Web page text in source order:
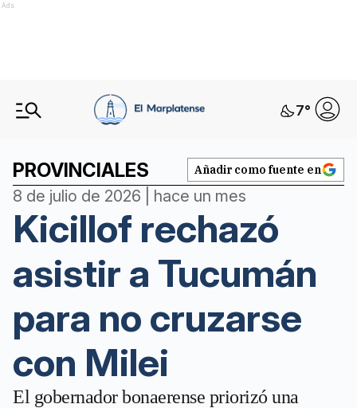
Ads
7°
PROVINCIALES Añadir como fuente en
8 de julio de 2026 | hace un mes
Kicillof rechazó
asistir a Tucumán
para no cruzarse
con Milei
El gobernador bonaerense priorizó una